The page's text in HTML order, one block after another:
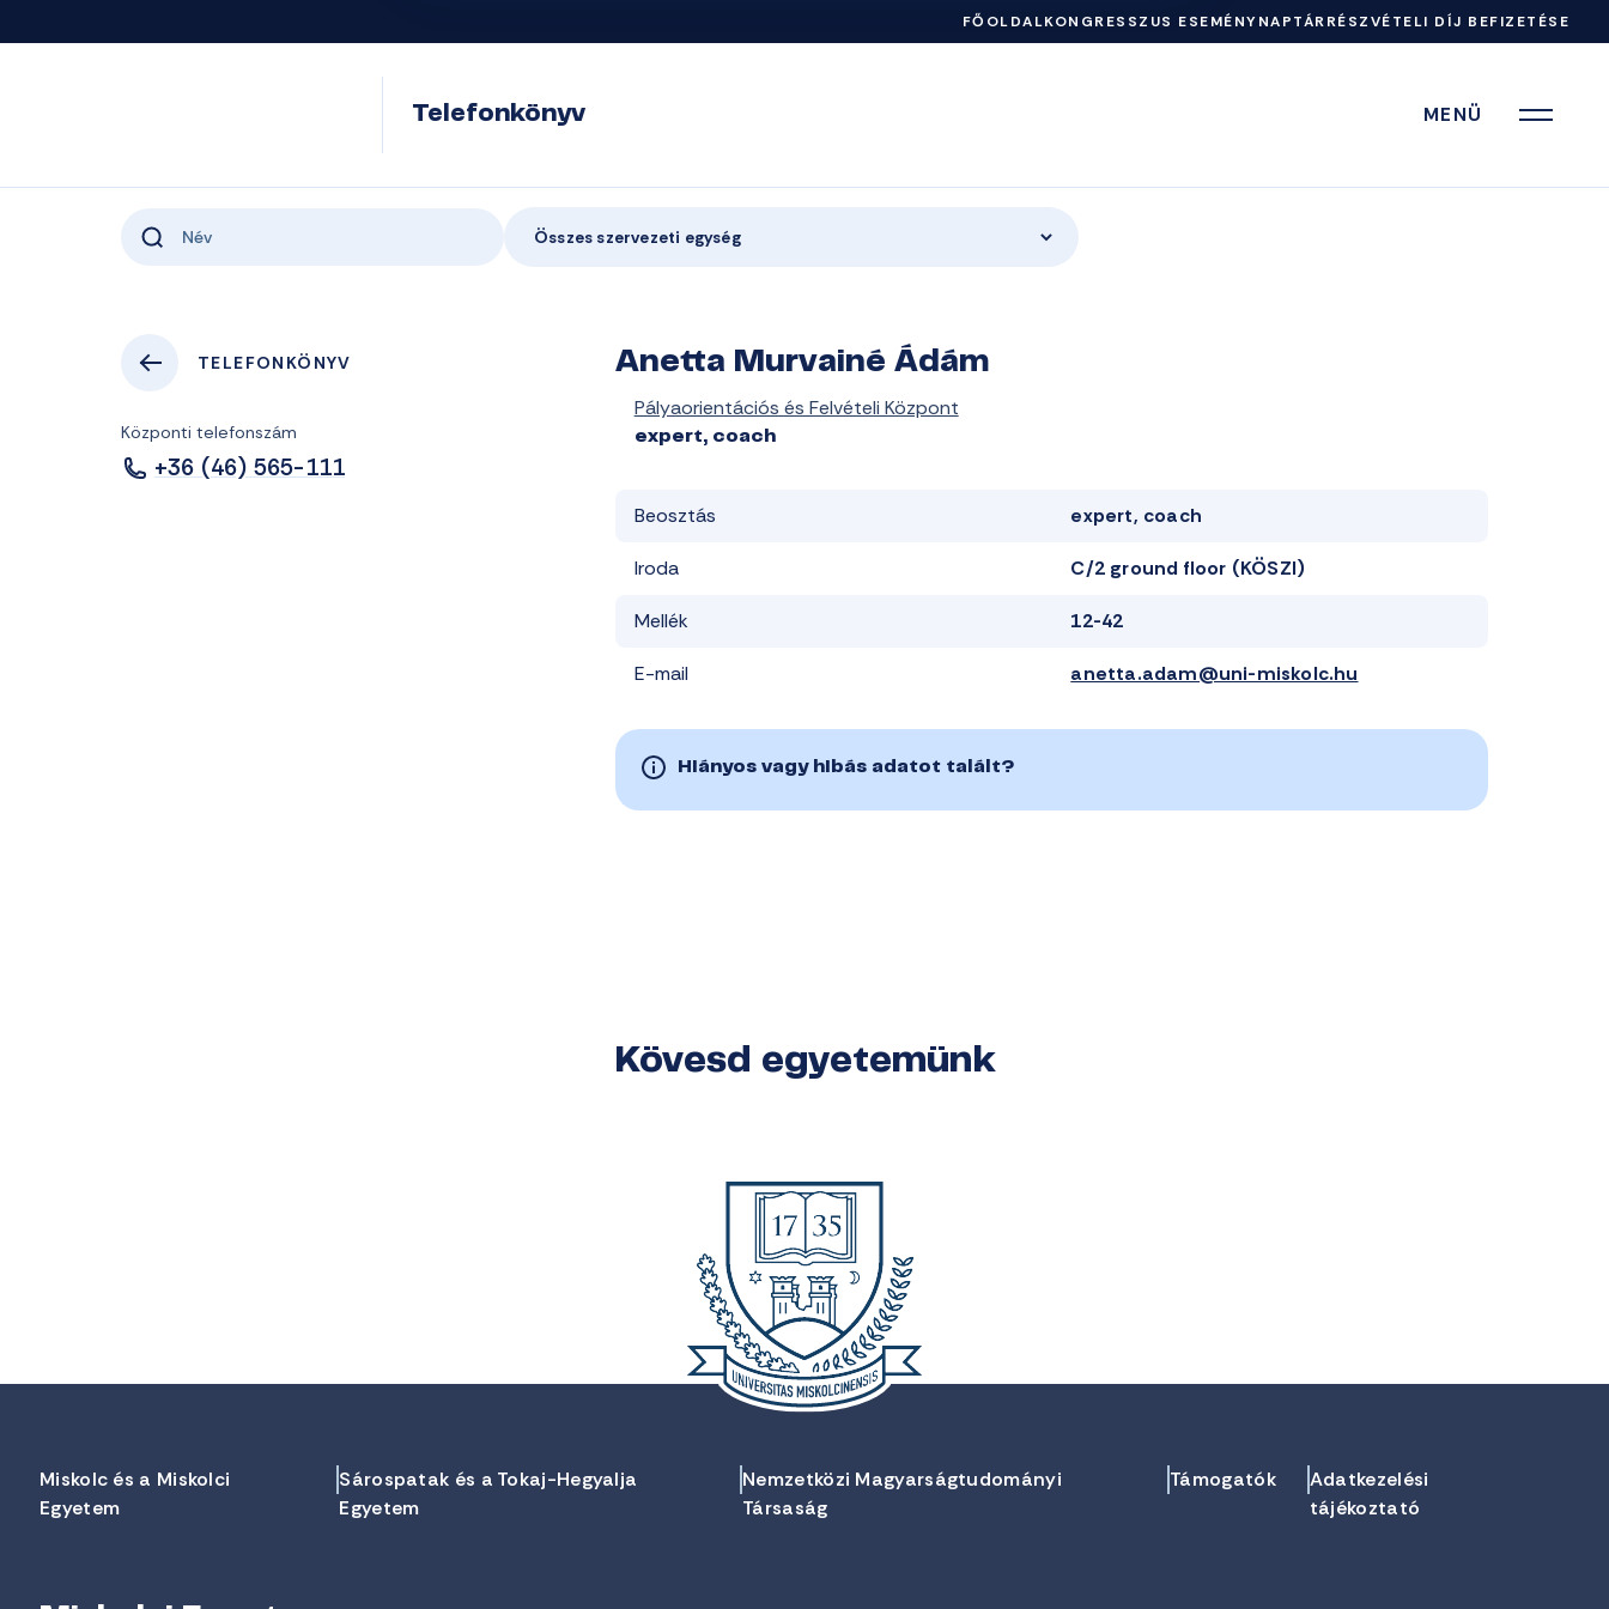
FŐOLDALKONGRESSZUS ESEMÉNYNAPTÁRRÉSZVÉTELI DÍJ BEFIZETÉSE
Telefonkönyv MENÜ
Összes szervezeti egység
TELEFONKÖNYV
Központi telefonszám
+36 (46) 565-111
Anetta Murvainé Ádám
Pályaorientációs és Felvételi Központ
expert, coach
Beosztás expert, coach
Iroda C/2 ground floor (KÖSZI)
Mellék 12-42
E-mail anetta.adam@uni-miskolc.hu
Hiányos vagy hibás adatot talált?
Kövesd egyetemünk
Miskolc és a Miskolci
Egyetem
Sárospatak és a Tokaj-Hegyalja
Egyetem
Nemzetközi Magyarságtudományi
Társaság
Támogatók
Adatkezelési
tájékoztató